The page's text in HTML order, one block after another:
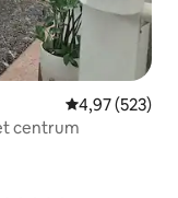
Gemiddelde
4,97 (523)
centrum